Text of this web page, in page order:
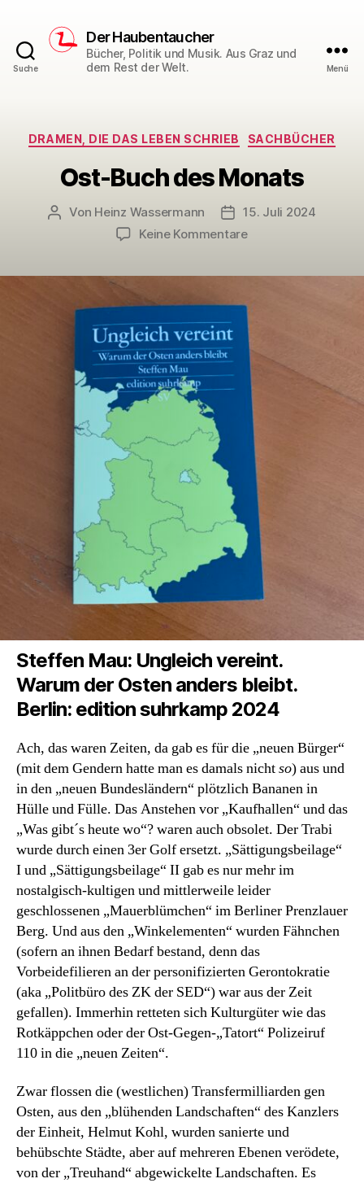
Suche
Der Haubentaucher
Bücher, Politik und Musik. Aus Graz und
dem Rest der Welt.
Menü
Kategorien
DRAMEN, DIE DAS LEBEN SCHRIEB SACHBÜCHER
Ost-Buch des Monats
Beitragsautor
Von Heinz Wassermann
15. Juli 2024
Keine Kommentarezu
Monats
Steffen Mau: Ungleich vereint.
Warum der Osten anders bleibt.
Berlin: edition suhrkamp 2024
Ach, das waren Zeiten, da gab es für die „neuen Bürger“
(mit dem Gendern hatte man es damals nichtso) aus und
in den „neuen Bundesländern“ plötzlich Bananen in
Hülle und Fülle. Das Anstehen vor „Kaufhallen“ und das
„Was gibt´s heute wo“? waren auch obsolet. Der Trabi
wurde durch einen 3er Golf ersetzt. „Sättigungsbeilage“
I und „Sättigungsbeilage“ II gab es nur mehr im
nostalgisch-kultigen und mittlerweile leider
geschlossenen „Mauerblümchen“ im Berliner Prenzlauer
Berg. Und aus den „Winkelementen“ wurden Fähnchen
(sofern an ihnen Bedarf bestand, denn das
Vorbeidefilieren an der personifizierten Gerontokratie
(aka „Politbüro des ZK der SED“) war aus der Zeit
gefallen). Immerhin retteten sich Kulturgüter wie das
Rotkäppchen oder der Ost-Gegen-„Tatort“ Polizeiruf
110 in die „neuen Zeiten“.
Zwar flossen die (westlichen) Transfermilliarden gen
Osten, aus den „blühenden Landschaften“ des Kanzlers
der Einheit, Helmut Kohl, wurden sanierte und
behübschte Städte, aber auf mehreren Ebenen verödete,
von der „Treuhand“ abgewickelte Landschaften. Es